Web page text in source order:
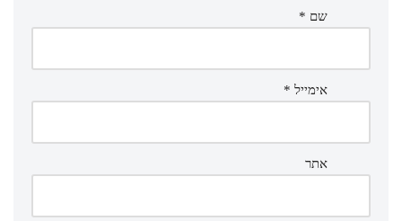
שם *
אימייל *
אתר